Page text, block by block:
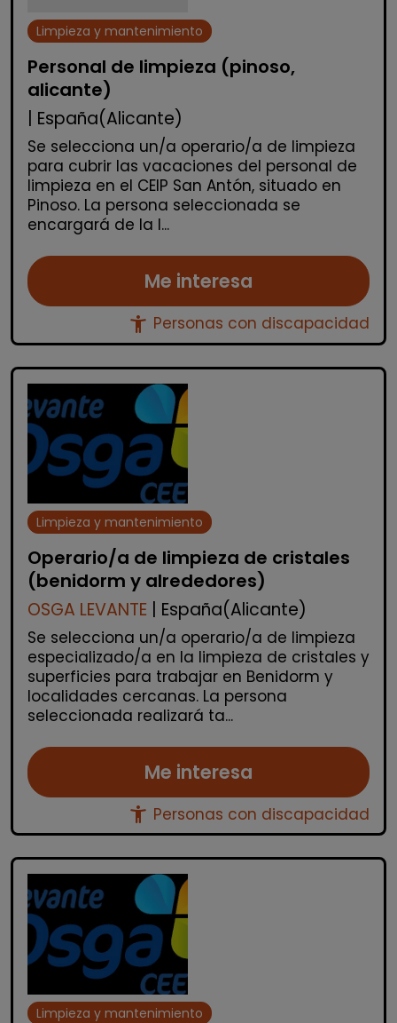
Limpieza y mantenimiento
Personal de limpieza (pinoso,
alicante)
| España(Alicante)
Se selecciona un/a operario/a de limpieza
para cubrir las vacaciones del personal de
limpieza en el CEIP San Antón, situado en
Pinoso. La persona seleccionada se
encargará de la l...
Me interesa
accessibility_new Personas con discapacidad
Limpieza y mantenimiento
Operario/a de limpieza de cristales
(benidorm y alrededores)
OSGA LEVANTE | España(Alicante)
Se selecciona un/a operario/a de limpieza
especializado/a en la limpieza de cristales y
superficies para trabajar en Benidorm y
localidades cercanas. La persona
seleccionada realizará ta...
Me interesa
accessibility_new Personas con discapacidad
Limpieza y mantenimiento